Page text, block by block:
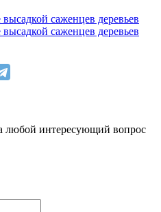
любой интересующий вопрос